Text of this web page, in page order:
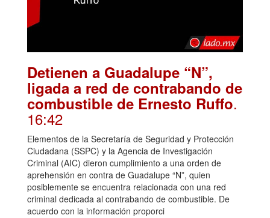
Detienen a Guadalupe “N”,
ligada a red de contrabando de
combustible de Ernesto Ruffo.
16:42
Elementos de la Secretaría de Seguridad y Protección
Ciudadana (SSPC) y la Agencia de Investigación
Criminal (AIC) dieron cumplimiento a una orden de
aprehensión en contra de Guadalupe “N”, quien
posiblemente se encuentra relacionada con una red
criminal dedicada al contrabando de combustible. De
acuerdo con la información proporci